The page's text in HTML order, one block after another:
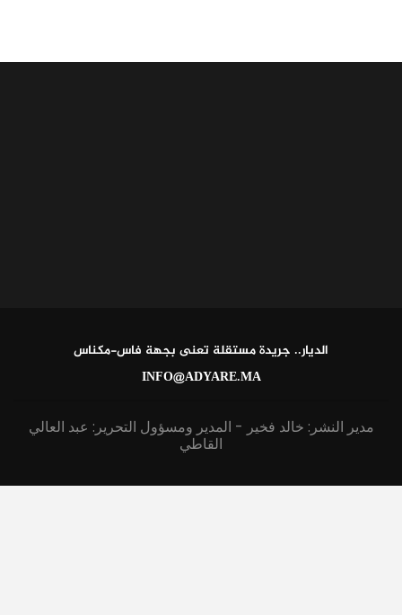
الديار.. جريدة مستقلة تعنى بجهة فاس-مكناس
INFO@ADYARE.MA
مدير النشر: خالد فخير - المدير ومسؤول التحرير: عبد العالي
القاطي